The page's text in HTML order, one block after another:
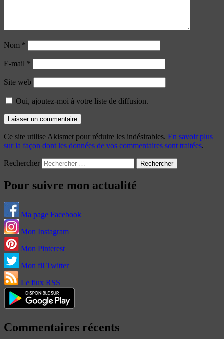
Nom *
E-mail *
Site web
Oui, ajoutez-moi à votre liste de diffusion.
Ce site utilise Akismet pour réduire les indésirables. En savoir plus
sur la façon dont les données de vos commentaires sont traitées.
Rechercher
Pour suivre mon actualité
Ma page Facebook
Mon Instagram
Mon Pinterest
Mon fil Twitter
Le flux RSS
Commentaires récents